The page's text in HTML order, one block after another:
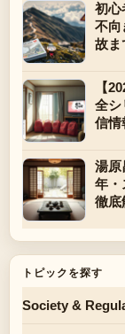
初心
不向
故ま
【
全シ
信情
湯原
年・
徹底
トピックを探す
Society &